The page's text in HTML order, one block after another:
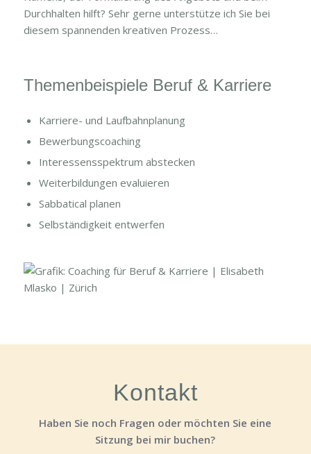
Durchhalten hilft? Sehr gerne unterstütze ich Sie bei
diesem spannenden kreativen Prozess…
Themenbeispiele Beruf & Karriere
Karriere- und Laufbahnplanung
Bewerbungscoaching
Interessensspektrum abstecken
Weiterbildungen evaluieren
Sabbatical planen
Selbständigkeit entwerfen
Kontakt
Haben Sie noch Fragen oder möchten Sie eine
Sitzung bei mir buchen?